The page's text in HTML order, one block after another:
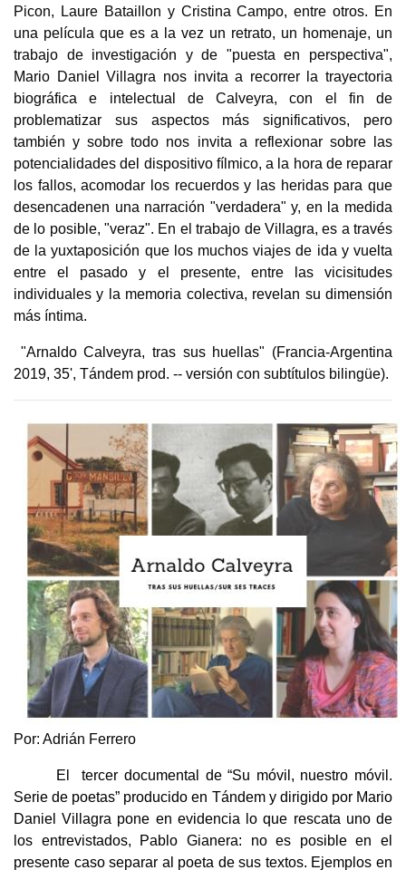
Picon, Laure Bataillon y Cristina Campo, entre otros. En
una película que es a la vez un retrato, un homenaje, un
trabajo de investigación y de "puesta en perspectiva",
Mario Daniel Villagra nos invita a recorrer la trayectoria
biográfica e intelectual de Calveyra, con el fin de
problematizar sus aspectos más significativos, pero
también y sobre todo nos invita a reflexionar sobre las
potencialidades del dispositivo fílmico, a la hora de reparar
los fallos, acomodar los recuerdos y las heridas para que
desencadenen una narración "verdadera" y, en la medida
de lo posible, "veraz". En el trabajo de Villagra, es a través
de la yuxtaposición que los muchos viajes de ida y vuelta
entre el pasado y el presente, entre las vicisitudes
individuales y la memoria colectiva, revelan su dimensión
más íntima.
"Arnaldo Calveyra, tras sus huellas" (Francia-Argentina
2019, 35', Tándem prod. -- versión con subtítulos bilingüe).
Por: Adrián Ferrero
El tercer documental de “Su móvil, nuestro móvil.
Serie de poetas” producido en Tándem y dirigido por Mario
Daniel Villagra pone en evidencia lo que rescata uno de
los entrevistados, Pablo Gianera: no es posible en el
presente caso separar al poeta de sus textos. Ejemplos en